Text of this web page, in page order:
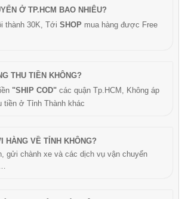
Ở TP.HCM BAO NHIÊU?
thành 30K, Tới SHOP mua hàng được Free
THU TIỀN KHÔNG?
"SHIP COD" các quận Tp.HCM, Không áp
tiền ở Tỉnh Thành khác
HÀNG VỀ TỈNH KHÔNG?
gửi chành xe và các dịch vụ vận chuyển